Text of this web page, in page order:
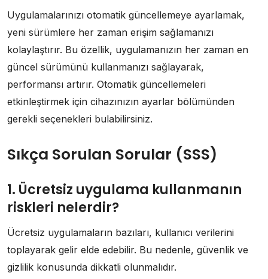
Uygulamalarınızı otomatik güncellemeye ayarlamak,
yeni sürümlere her zaman erişim sağlamanızı
kolaylaştırır. Bu özellik, uygulamanızın her zaman en
güncel sürümünü kullanmanızı sağlayarak,
performansı artırır. Otomatik güncellemeleri
etkinleştirmek için cihazınızın ayarlar bölümünden
gerekli seçenekleri bulabilirsiniz.
Sıkça Sorulan Sorular (SSS)
1. Ücretsiz uygulama kullanmanın
riskleri nelerdir?
Ücretsiz uygulamaların bazıları, kullanıcı verilerini
toplayarak gelir elde edebilir. Bu nedenle, güvenlik ve
gizlilik konusunda dikkatli olunmalıdır.